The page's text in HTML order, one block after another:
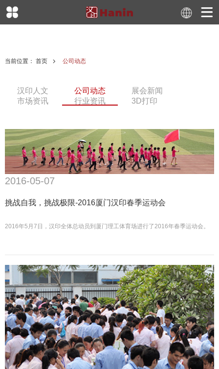
当前位置： 首页 公司动态
汉印人文 公司动态
展会新闻
市场资讯
行业资讯 3D打印
2016-05-07
挑战自我，挑战极限-2016厦门汉印春季运动会
2016年5月7日，汉印全体总动员到厦门理工体育场进行了2016年春季运动会。